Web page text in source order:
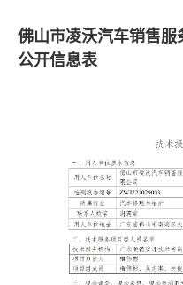
佛山市凌沃汽车销售
公开信息表